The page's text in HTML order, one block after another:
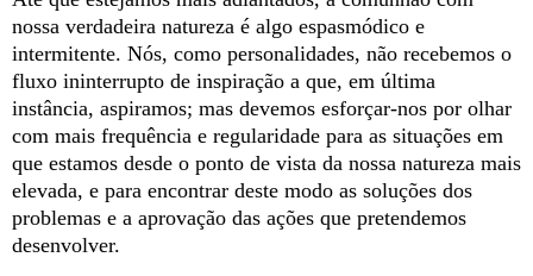
nossa verdadeira natureza é algo espasmódico e
intermitente. Nós, como personalidades, não recebemos o
fluxo ininterrupto de inspiração a que, em última
instância, aspiramos; mas devemos esforçar-nos por olhar
com mais frequência e regularidade para as situações em
que estamos desde o ponto de vista da nossa natureza mais
elevada, e para encontrar deste modo as soluções dos
problemas e a aprovação das ações que pretendemos
desenvolver.